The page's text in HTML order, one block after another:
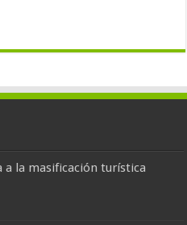
a la masificación turística